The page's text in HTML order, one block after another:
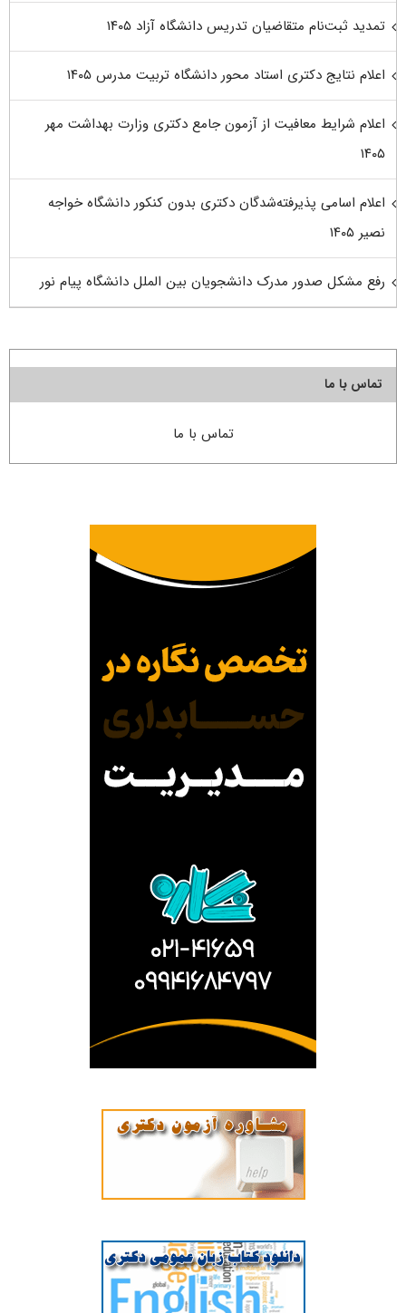
تمدید ثبت‌نام متقاضیان تدریس دانشگاه آزاد ۱۴۰۵
اعلام نتایج دکتری استاد محور دانشگاه تربیت مدرس ۱۴۰۵
اعلام شرایط معافیت از آزمون جامع دکتری وزارت بهداشت مهر
۱۴۰۵
اعلام اسامی پذیرفته‌شدگان دکتری بدون کنکور دانشگاه خواجه
نصیر ۱۴۰۵
رفع مشکل صدور مدرک دانشجویان بین الملل دانشگاه پیام نور
تماس با ما
تماس با ما